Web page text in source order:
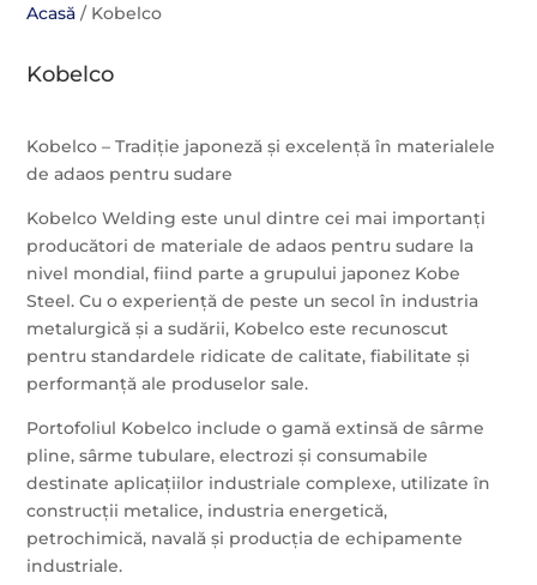
Acasă / Kobelco
Kobelco
Kobelco – Tradiție japoneză și excelență în materialele
de adaos pentru sudare
Kobelco Welding este unul dintre cei mai importanți
producători de materiale de adaos pentru sudare la
nivel mondial, fiind parte a grupului japonez Kobe
Steel. Cu o experiență de peste un secol în industria
metalurgică și a sudării, Kobelco este recunoscut
pentru standardele ridicate de calitate, fiabilitate și
performanță ale produselor sale.
Portofoliul Kobelco include o gamă extinsă de sârme
pline, sârme tubulare, electrozi și consumabile
destinate aplicațiilor industriale complexe, utilizate în
construcții metalice, industria energetică,
petrochimică, navală și producția de echipamente
industriale.